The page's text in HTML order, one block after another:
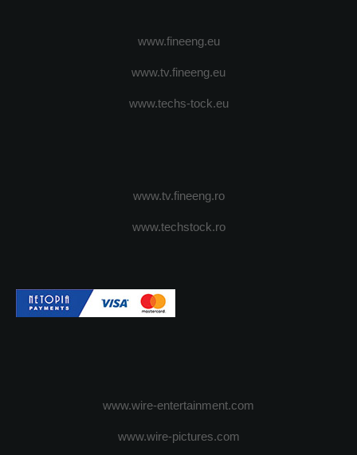
www.fineeng.eu
www.tv.fineeng.eu
www.techs-tock.eu
www.tv.fineeng.ro
www.techstock.ro
www.wire-entertainment.com
www.wire-pictures.com